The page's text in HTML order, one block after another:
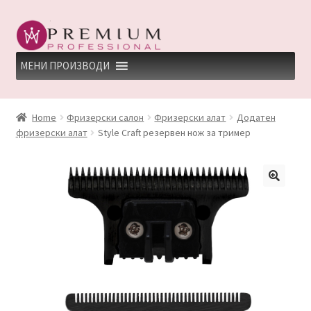
Skip
to
navigation
Skip
to
content
МЕНИ ПРОИЗВОДИ
HOME
PREMIUM PROFESSIONAL LINKS
REFUND AND RETURNS POLICY
Home Фризерски салон Фризерски алат
Додатен
фризерски алат
Style Craft резервeн нож за тример